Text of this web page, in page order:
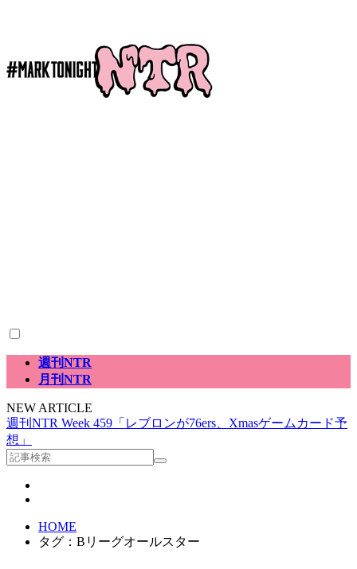
週刊NTR
月刊NTR
NEW ARTICLE
週刊NTR Week 459「レブロンが76ers、Xmasゲームカード予
想」
HOME
タグ：Bリーグオールスター